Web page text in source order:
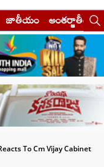
జాతీయం అంతర్జాతీయం
To Cm Vijay Cabinet